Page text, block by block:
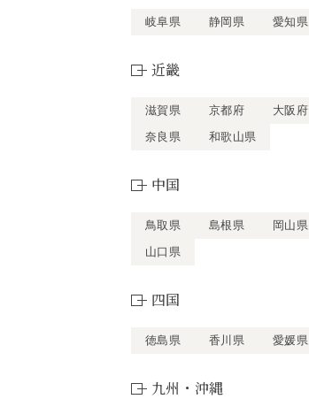
岐阜県 静岡県 愛知県
近畿
滋賀県 京都府 大阪府
奈良県
和歌山県
中国
鳥取県 島根県 岡山県
山口県
四国
徳島県 香川県 愛媛県
九州・沖縄